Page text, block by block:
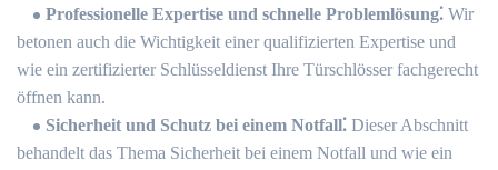
Professionelle Expertise und schnelle Problemlösung⁚ Wir
betonen auch die Wichtigkeit einer qualifizierten Expertise und
wie ein zertifizierter Schlüsseldienst Ihre Türschlösser fachgerecht
öffnen kann.​
Sicherheit und Schutz bei einem Notfall⁚ Dieser Abschnitt
behandelt das Thema Sicherheit bei einem Notfall und wie ein